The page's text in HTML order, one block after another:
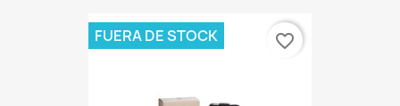
FUERA DE STOCK favorite_border